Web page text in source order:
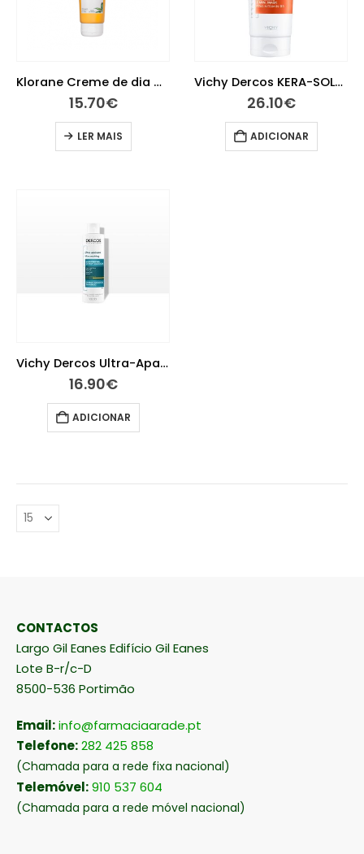
Klorane Creme de dia Manga 125ml
15.70€
LER MAIS
Vichy Dercos KERA-SOLUTIONS Máscara 2min. Reconstituinte 200ml
26.10€
ADICIONAR
Vichy Dercos Ultra-Apaziguante – Champô Couro Cabeludo Sensível e Reativo Cabelos Secos
16.90€
ADICIONAR
CONTACTOS
Largo Gil Eanes Edifício Gil Eanes
Lote B-r/c-D
8500-536 Portimão
Email:info@farmaciaarade.pt
Telefone:282 425 858
(Chamada para a rede fixa nacional)
Telemóvel:910 537 604
(Chamada para a rede móvel nacional)